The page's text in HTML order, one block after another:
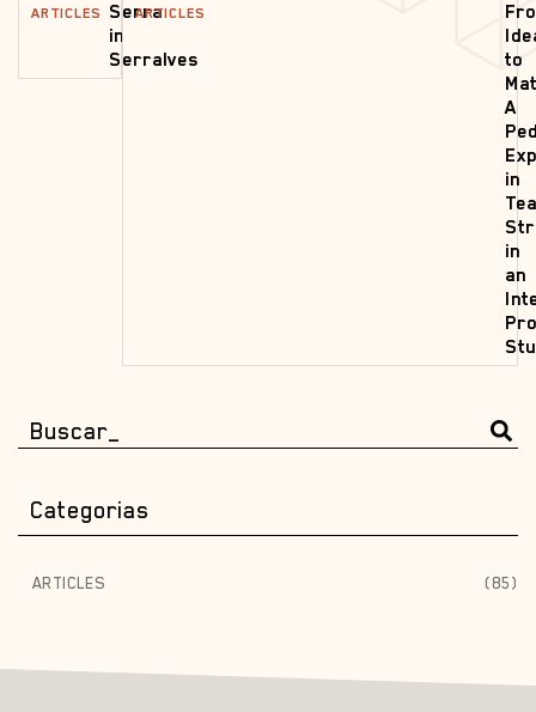
ARTICLES
Serra
in
Serralves
ARTICLES
to
A
in
in
an
Categorias
ARTICLES (85)